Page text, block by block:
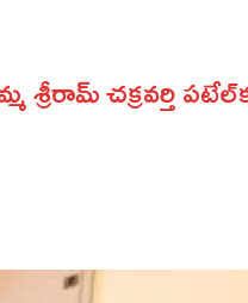
శ్రీరామ్ చక్రవర్తి